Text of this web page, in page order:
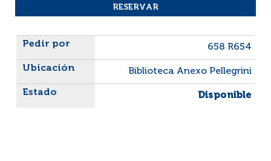
Liste des exemplaires
658 R654
Biblioteca Anexo Pellegrini
Disponible